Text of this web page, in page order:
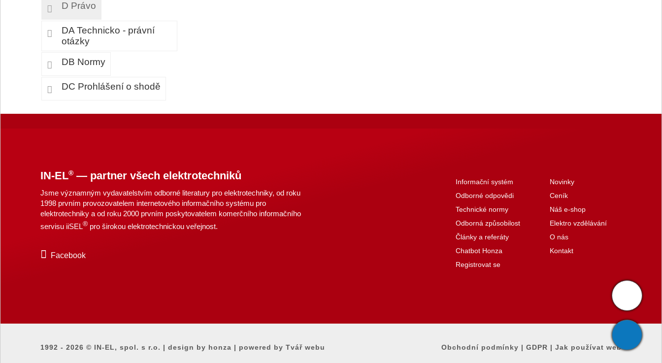
D Právo
DA Technicko - právní
otázky
DB Normy
DC Prohlášení o shodě
IN-EL®— partner všech elektrotechniků
Jsme významným vydavatelstvím odborné literatury pro elektrotechniky, od roku
1998 prvním provozovatelem internetového informačního systému pro
elektrotechniky a od roku 2000 prvním poskytovatelem komerčního informačního
servisu iiSEL®pro širokou elektrotechnickou veřejnost.
Facebook
Novinky
Ceník
Náš e-shop
Elektro vzdělávání
O nás
Kontakt
Informační systém
Odborné odpovědi
Technické normy
Odborná způsobilost
Články a referáty
Chatbot Honza
Registrovat se
1992 - 2026 © IN-EL, spol. s r.o. | design by honza | powered by Tvář webu Obchodní podmínky |GDPR |Jak používat web